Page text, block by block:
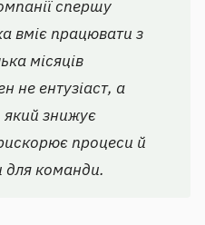
спершу
вміє працювати з
місяців
не ентузіаст, а
знижує
процеси й
команди.